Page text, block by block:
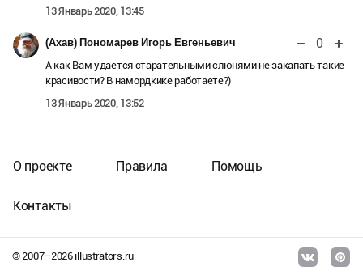
13 Январь 2020, 13:45
(Ахав) Пономарев Игорь Евгеньевич 0
А как Вам удается старательными слюнями не закапать такие
красивости? В намордкике работаете?)
13 Январь 2020, 13:52
© 2007–2026illustrators.ru
О проекте Правила Помощь
Контакты